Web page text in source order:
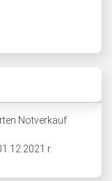
Notverkauf
r.